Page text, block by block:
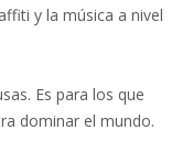
y la música a nivel
Es para los que
dominar el mundo.